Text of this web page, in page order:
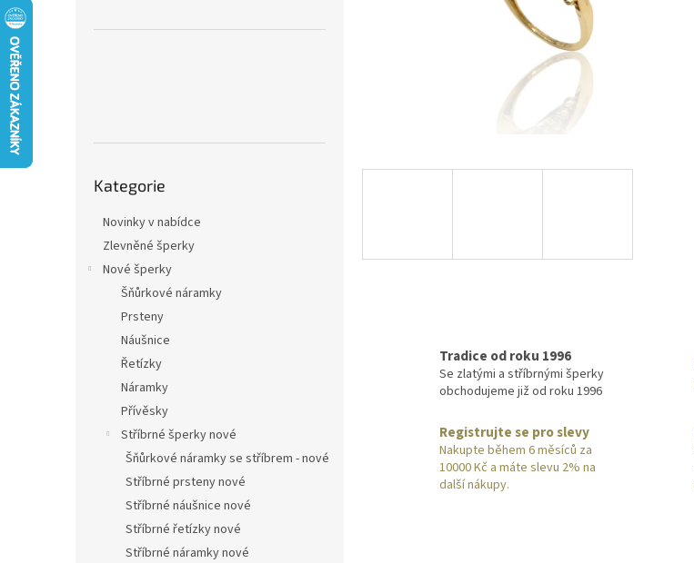
kategorie
Kategorie
Novinky v nabídce
Zlevněné šperky
Nové šperky
Šňůrkové náramky
Prsteny
Náušnice
Řetízky
Náramky
Přívěsky
Stříbrné šperky nové
Šňůrkové náramky se stříbrem - nové
Stříbrné prsteny nové
Stříbrné náušnice nové
Stříbrné řetízky nové
Stříbrné náramky nové
Tradice od roku 1996
Se zlatými a stříbrnými šperky
obchodujeme již od roku 1996
Registrujte se pro slevy
Nakupte během 6 měsíců za
10000 Kč a máte slevu 2% na
další nákupy.